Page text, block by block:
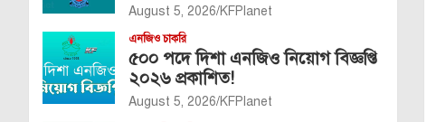
August 5, 2026 KFPlanet
এনজিও চাকরি
৫০০ পদে দিশা এনজিও নিয়োগ বিজ্ঞপ্তি
২০২৬ প্রকাশিত!
August 5, 2026 KFPlanet